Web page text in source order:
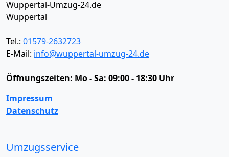
Wuppertal-Umzug-24.de
Wuppertal
Tel.: 01579-2632723
E-Mail: info@wuppertal-umzug-24.de
Öffnungszeiten: Mo - Sa: 09:00 - 18:30 Uhr
Impressum
Datenschutz
Umzugsservice